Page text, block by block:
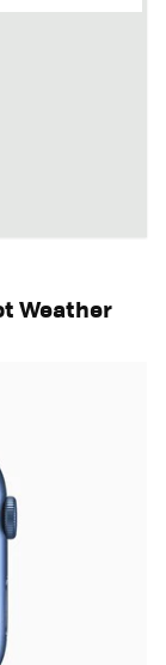
Weather